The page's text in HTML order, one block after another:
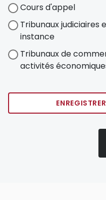
Cours d'appel
Tribunaux
instance
Tribunaux de
activités